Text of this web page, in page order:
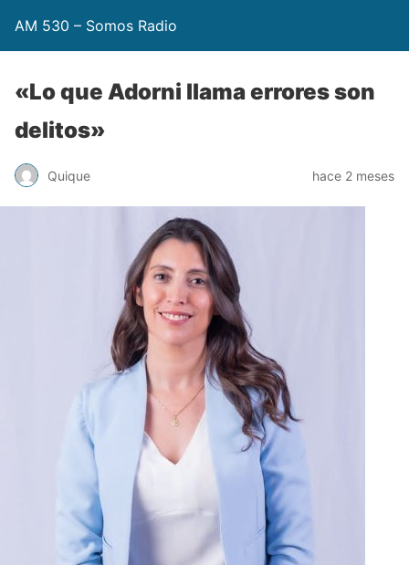
AM 530 – Somos Radio
«Lo que Adorni llama errores son
delitos»
Quique hace 2 meses